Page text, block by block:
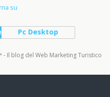
su
Pc Desktop
Il blog del Web Marketing Turistico